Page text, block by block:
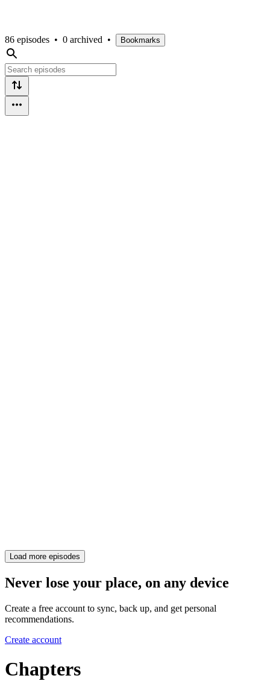
86 episodes • 0 archived • Bookmarks
Load more episodes
Never lose your place, on any device
Create a free account to sync, back up, and get personal
recommendations.
Create account
Chapters